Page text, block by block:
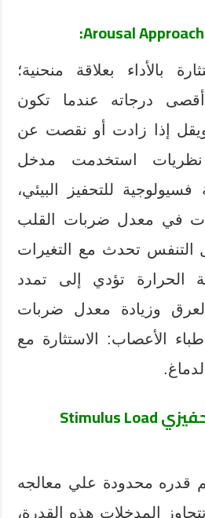
Arousal Approach
:
بالأداء بعلاقة منحنية؛
درجاته عندما تكون
ويقل إذا زادت أو نقصت عن
استخدمت مدخل
فسيولوجية للتحفيز البيئي،
في معدل ضربات القلب
تحدث مع التغيرات
الحرارة تؤدي إلى تمدد
وزيادة معدل ضربات
الأعصاب: الاستثارة مع
Stimulus Load
قدره محدودة علي معالجه
المدخلات هذه القدرة،